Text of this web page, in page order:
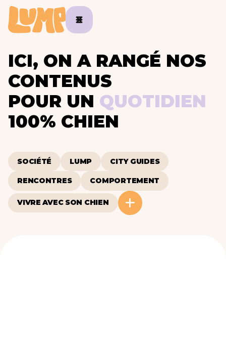
ICI, ON A RANGÉ NOS
CONTENUS
POUR UN QUOTIDIEN
100% CHIEN
SOCIÉTÉ LUMP CITY GUIDES
RENCONTRES COMPORTEMENT
VIVRE AVEC SON CHIEN